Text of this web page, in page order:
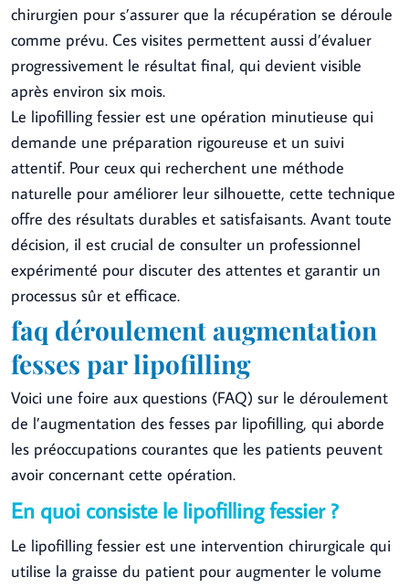
chirurgien pour s’assurer que la récupération se déroule
comme prévu. Ces visites permettent aussi d’évaluer
progressivement le résultat final, qui devient visible
après environ six mois.
Le lipofilling fessier est une opération minutieuse qui
demande une préparation rigoureuse et un suivi
attentif. Pour ceux qui recherchent une méthode
naturelle pour améliorer leur silhouette, cette technique
offre des résultats durables et satisfaisants. Avant toute
décision, il est crucial de consulter un professionnel
expérimenté pour discuter des attentes et garantir un
processus sûr et efficace.
faq déroulement augmentation
fesses par lipofilling
Voici une foire aux questions (FAQ) sur le déroulement
de l’augmentation des fesses par lipofilling, qui aborde
les préoccupations courantes que les patients peuvent
avoir concernant cette opération.
En quoi consiste le lipofilling fessier ?
Le lipofilling fessier est une intervention chirurgicale qui
utilise la graisse du patient pour augmenter le volume